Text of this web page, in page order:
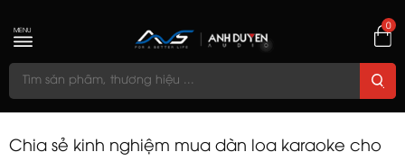
0
MENU
Chia sẻ kinh nghiệm mua dàn loa karaoke cho